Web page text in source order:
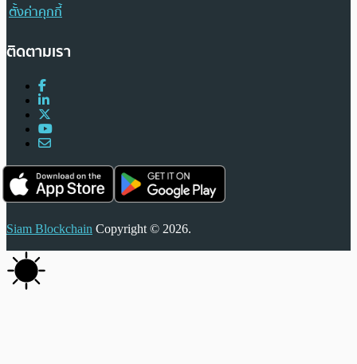
ตั้งค่าคุกกี้
ติดตามเรา
Siam Blockchain Copyright © 2026.